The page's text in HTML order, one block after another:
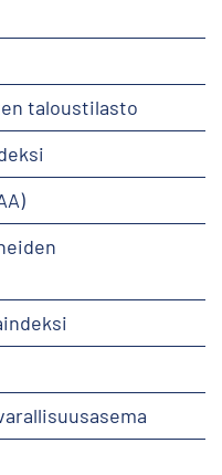
taloustilasto